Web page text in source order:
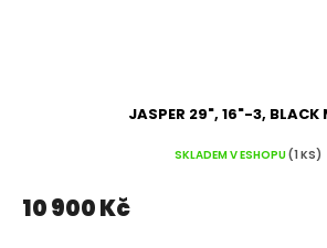
JASPER 29", 16"-3, BLACK
SKLADEM V ESHOPU(1 KS)
10 900 Kč